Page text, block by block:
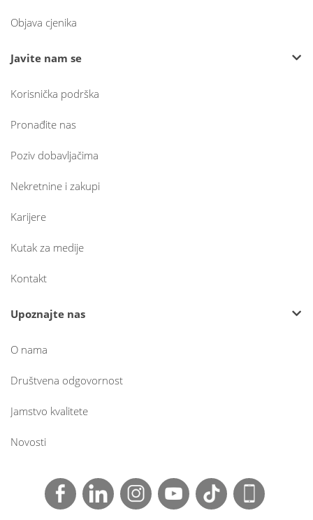
Objava cjenika
Javite nam se
Korisnička podrška
Pronađite nas
Poziv dobavljačima
Nekretnine i zakupi
Karijere
Kutak za medije
Kontakt
Upoznajte nas
O nama
Društvena odgovornost
Jamstvo kvalitete
Novosti